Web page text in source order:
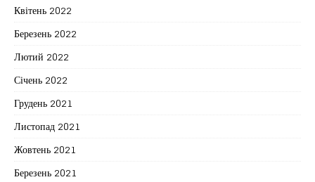
Квітень 2022
Березень 2022
Лютий 2022
Січень 2022
Грудень 2021
Листопад 2021
Жовтень 2021
Березень 2021